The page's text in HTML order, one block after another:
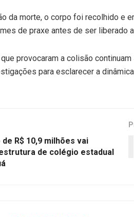
da morte, o corpo foi recolhido e
de praxe antes de ser liberado
provocaram a colisão
para esclarecer a
R$ 10,9 milhões vai
de colégio estadual